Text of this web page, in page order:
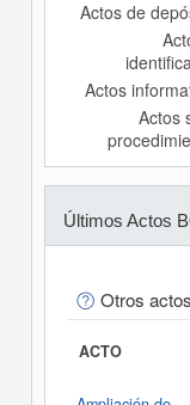
Actos de
Actos
Actos
Últimos Actos
Otros actos
ACTO